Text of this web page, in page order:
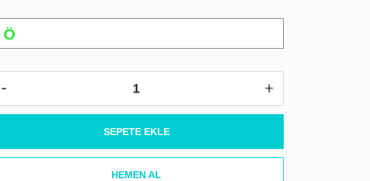
SEPETE EKLE
HEMEN AL